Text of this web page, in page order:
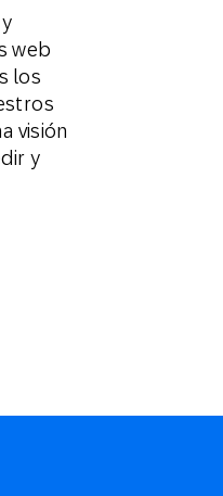
web
los
visión
y